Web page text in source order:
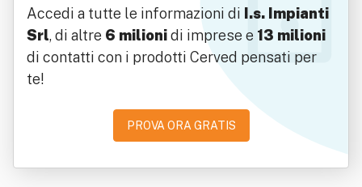
Accedi a tutte le informazioni di I.s. Impianti
Srl, di altre 6 milionidi imprese e 13 milioni
di contatti con i prodotti Cerved pensati per
te!
PROVA ORA GRATIS